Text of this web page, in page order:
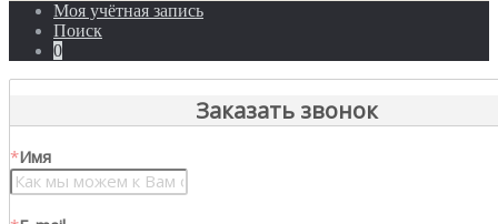
Моя учётная запись
Поиск
0
Заказать звонок
*Имя